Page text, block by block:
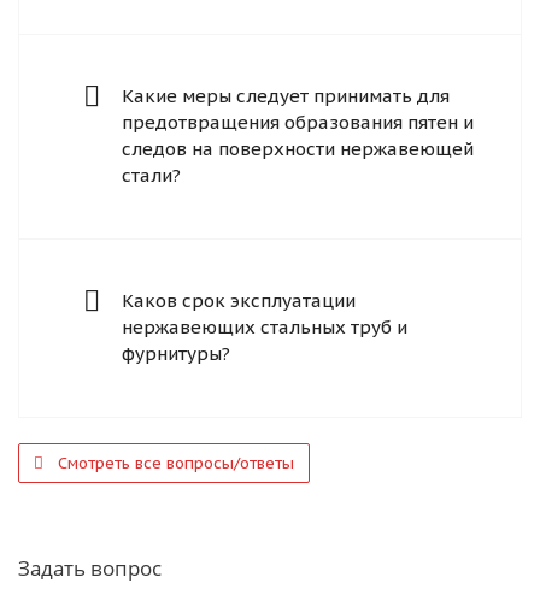
Какие меры следует принимать для
предотвращения образования пятен и
следов на поверхности нержавеющей
стали?
Каков срок эксплуатации
нержавеющих стальных труб и
фурнитуры?
Смотреть все вопросы/ответы
Задать вопрос